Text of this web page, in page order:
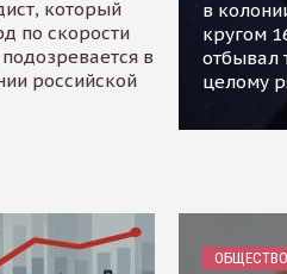
который
по скорости
в
российской
в
кругом
отбывал
целому
ОБЩЕСТВО